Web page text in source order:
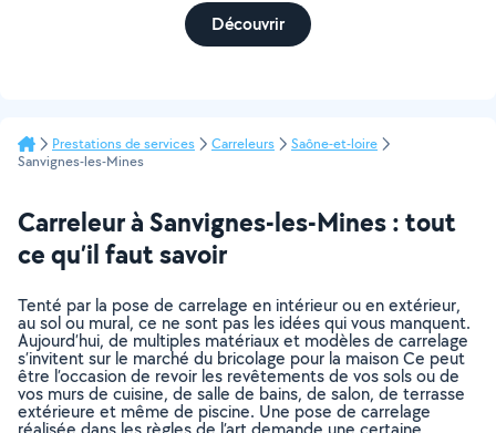
Découvrir
Prestations de services Carreleurs
Saône-et-loire
Sanvignes-les-Mines
Carreleur à Sanvignes-les-Mines : tout
ce qu’il faut savoir
Tenté par la pose de carrelage en intérieur ou en extérieur,
au sol ou mural, ce ne sont pas les idées qui vous manquent.
Aujourd’hui, de multiples matériaux et modèles de carrelage
s’invitent sur le marché du bricolage pour la maison Ce peut
être l’occasion de revoir les revêtements de vos sols ou de
vos murs de cuisine, de salle de bains, de salon, de terrasse
extérieure et même de piscine. Une pose de carrelage